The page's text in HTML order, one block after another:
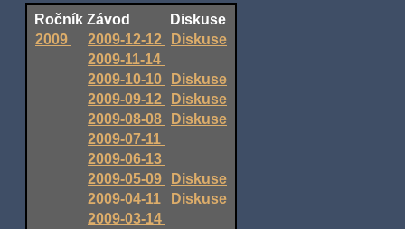
Ročník Závod
Diskuse
2009
2009-12-12
Diskuse
2009-11-14
2009-10-10
Diskuse
2009-09-12
Diskuse
2009-08-08
Diskuse
2009-07-11
2009-06-13
2009-05-09
Diskuse
2009-04-11
Diskuse
2009-03-14